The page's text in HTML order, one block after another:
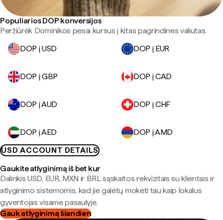
Populiarios DOP konversijos
Peržiūrėk Dominikos pesai kursus į kitas pagrindines valiutas.
DOP į USD
DOP į EUR
DOP į GBP DOP į CAD
DOP į AUD DOP į CHF
DOP į AED
DOP į AMD
USD ACCOUNT DETAILS
Gaukite atlyginimą iš bet kur
Dalinkis USD, EUR, MXN ir BRL sąskaitos rekvizitais su klientais ir
atlyginimo sistemomis, kad jie galėtų mokėti tau kaip lokalus
gyventojas visame pasaulyje.
Gauk atlyginimą šiandien